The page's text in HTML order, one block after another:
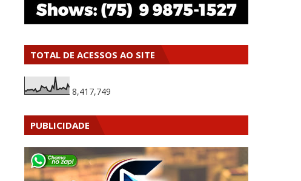
TOTAL DE ACESSOS AO SITE
8,417,749
PUBLICIDADE